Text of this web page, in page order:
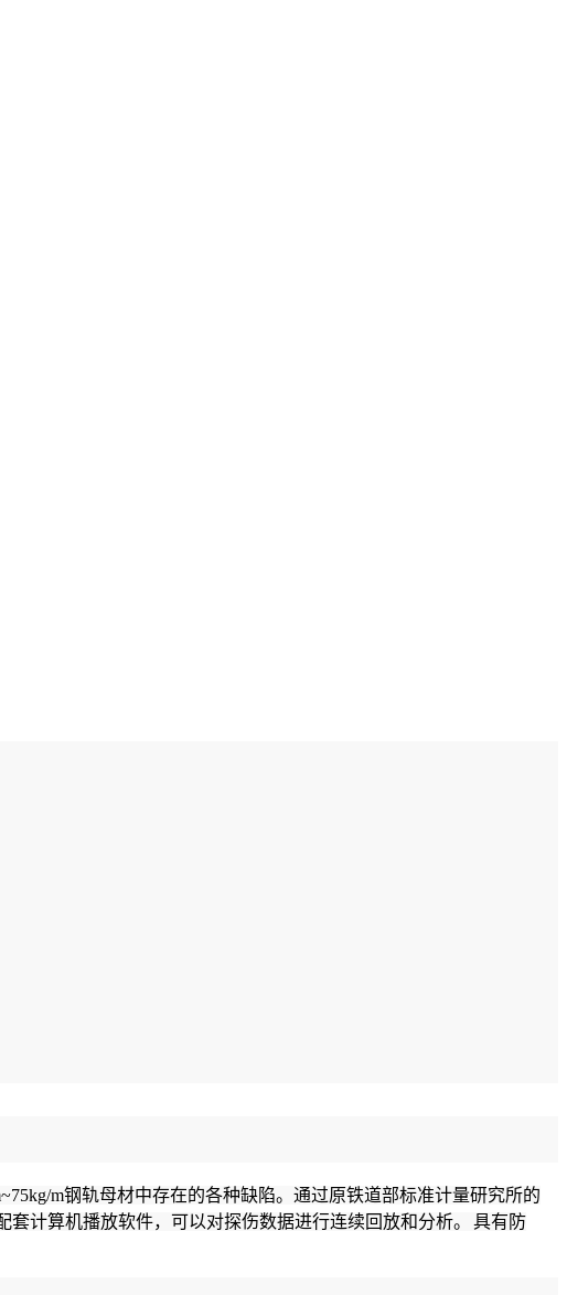
m钢轨母材中存在的各种缺陷。 通过原铁道部标准计量研究所的
套计算机播放软件，可以对探伤数据进行连续回放和分析。 具有防